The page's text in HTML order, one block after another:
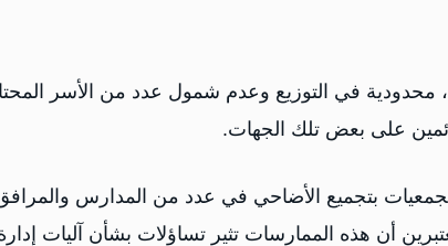
محدودية في التوزيع وعدم شمول عدد من الأسر
على بعض تلك الجهات.
بتجميع الأضاحي في عدد من المدارس
أن هذه الممارسات تثير تساؤلات بشأن آليات